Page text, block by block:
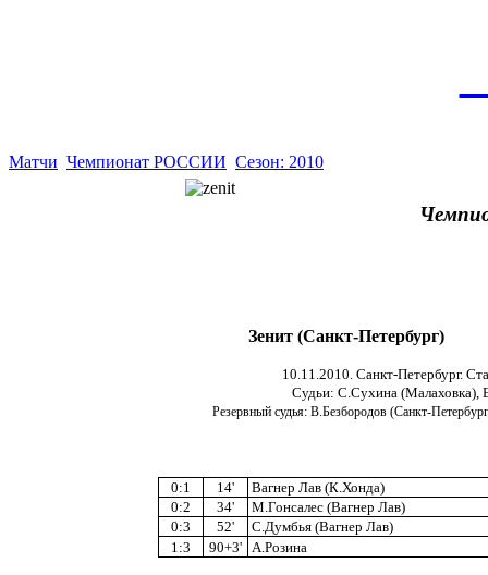
Матчи Чемпионат РОССИИ Сезон: 2010
Зенит (Санкт-Петербург)
10.11.2010. Санкт-Петербург.
Судьи: С.Сухина (Малаховка),
Резервный судья: В.Безбородов (Санкт-
0:1 14'
Вагнер Лав (К.Хонда)
0:2
34'
М.Гонсалес (Вагнер Лав)
0:3
52'
С.Думбья (Вагнер Лав)
1:3
90+3' А.Розина